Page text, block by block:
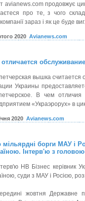
avianews.com продовжує
про те, з чого
зараз і як це буде
2020 Avianews.com
отличается
вышка
Украины
В чем отличия
«Украэрорух» в
2020 Avianews.com
мільярдні борги МАУ і
Інтерв'ю з
НВ Бізнес керівник
суди з МАУ і Росією,
жовтня Державне